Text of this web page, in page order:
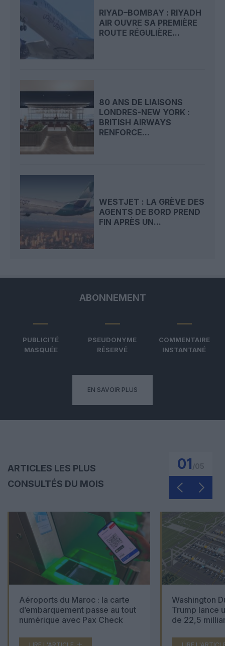
RIYAD–BOMBAY : RIYADH
AIR OUVRE SA PREMIÈRE
ROUTE RÉGULIÈRE...
80 ANS DE LIAISONS
LONDRES-NEW YORK :
BRITISH AIRWAYS
RENFORCE...
WESTJET : LA GRÈVE DES
AGENTS DE BORD PREND
FIN APRÈS UN...
ABONNEMENT
PUBLICITÉ
MASQUÉE
PSEUDONYME
RÉSERVÉ
COMMENTAIRE
INSTANTANÉ
EN SAVOIR PLUS
ARTICLES LES PLUS
CONSULTÉS DU MOIS
01
Aéroports du Maroc : la carte
d’embarquement passe au tout
numérique avec Pax Check
Washington
Trump lance
de 22,5